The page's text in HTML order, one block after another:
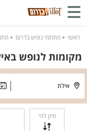
ראשי מתחמי נופש בדרום
מקומות לנופש
מיון לפי